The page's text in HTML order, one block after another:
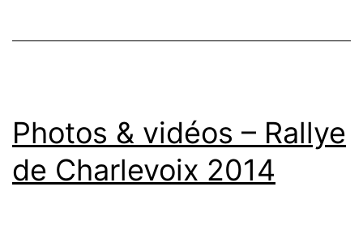
Photos & vidéos – Rallye
de Charlevoix 2014